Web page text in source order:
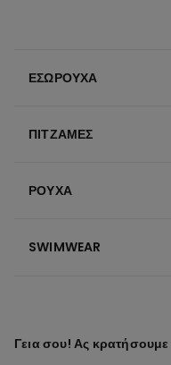
ΕΣΏΡΟΥΧΑ
ΠΙΤΖΆΜΕΣ
ΡΟΎΧΑ
SWIMWEAR
Γεια σου! Ας